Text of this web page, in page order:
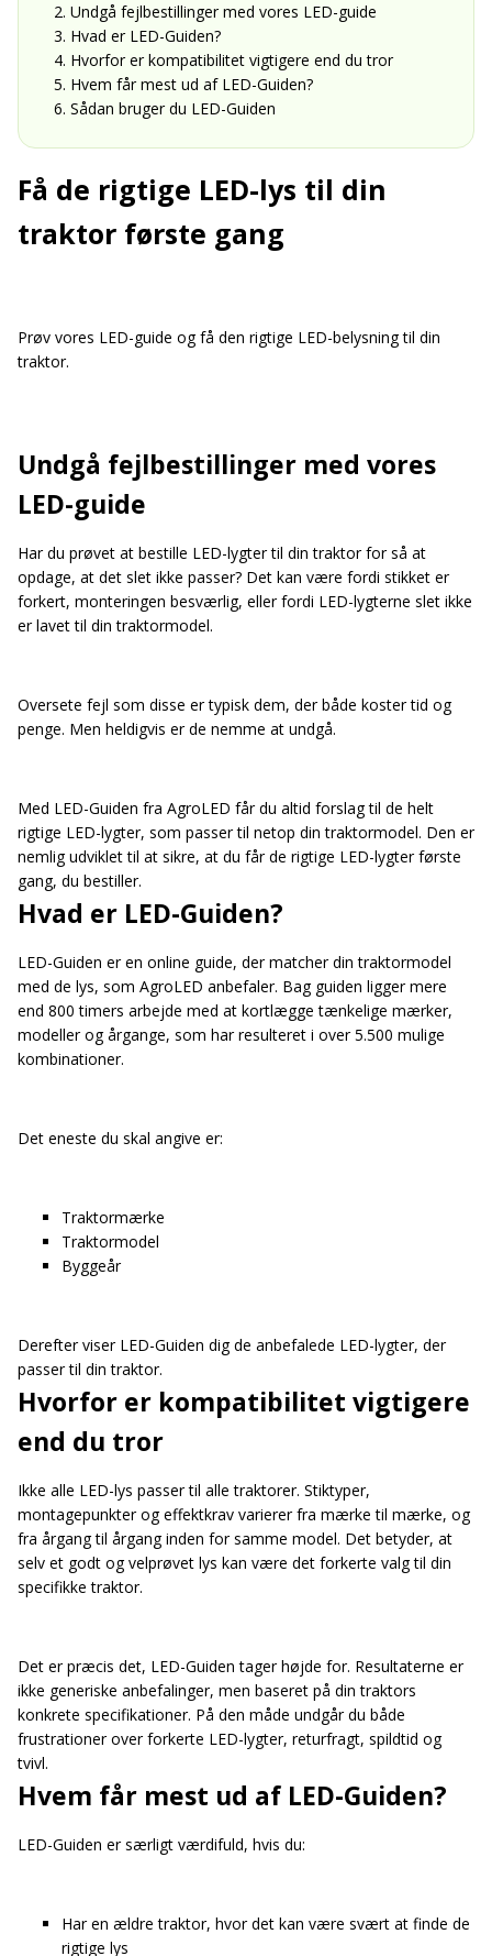
2. Undgå fejlbestillinger med vores LED-guide
3. Hvad er LED-Guiden?
4. Hvorfor er kompatibilitet vigtigere end du tror
5. Hvem får mest ud af LED-Guiden?
6. Sådan bruger du LED-Guiden
Få de rigtige LED-lys til din
traktor første gang
Prøv vores LED-guide og få den rigtige LED-belysning til din
traktor.
Undgå fejlbestillinger med vores
LED-guide
Har du prøvet at bestille LED-lygter til din traktor for så at
opdage, at det slet ikke passer? Det kan være fordi stikket er
forkert, monteringen besværlig, eller fordi LED-lygterne slet ikke
er lavet til din traktormodel.
Oversete fejl som disse er typisk dem, der både koster tid og
penge. Men heldigvis er de nemme at undgå.
Med LED-Guiden fra AgroLED får du altid forslag til de helt
rigtige LED-lygter, som passer til netop din traktormodel. Den er
nemlig udviklet til at sikre, at du får de rigtige LED-lygter første
gang, du bestiller.
Hvad er LED-Guiden?
LED-Guiden er en online guide, der matcher din traktormodel
med de lys, som AgroLED anbefaler. Bag guiden ligger mere
end 800 timers arbejde med at kortlægge tænkelige mærker,
modeller og årgange, som har resulteret i over 5.500 mulige
kombinationer.
Det eneste du skal angive er:
Traktormærke
Traktormodel
Byggeår
Derefter viser LED-Guiden dig de anbefalede LED-lygter, der
passer til din traktor.
Hvorfor er kompatibilitet vigtigere
end du tror
Ikke alle LED-lys passer til alle traktorer. Stiktyper,
montagepunkter og effektkrav varierer fra mærke til mærke, og
fra årgang til årgang inden for samme model. Det betyder, at
selv et godt og velprøvet lys kan være det forkerte valg til din
specifikke traktor.
Det er præcis det, LED-Guiden tager højde for. Resultaterne er
ikke generiske anbefalinger, men baseret på din traktors
konkrete specifikationer. På den måde undgår du både
frustrationer over forkerte LED-lygter, returfragt, spildtid og
tvivl.
Hvem får mest ud af LED-Guiden?
LED-Guiden er særligt værdifuld, hvis du:
Har en ældre traktor, hvor det kan være svært at finde de
rigtige lys